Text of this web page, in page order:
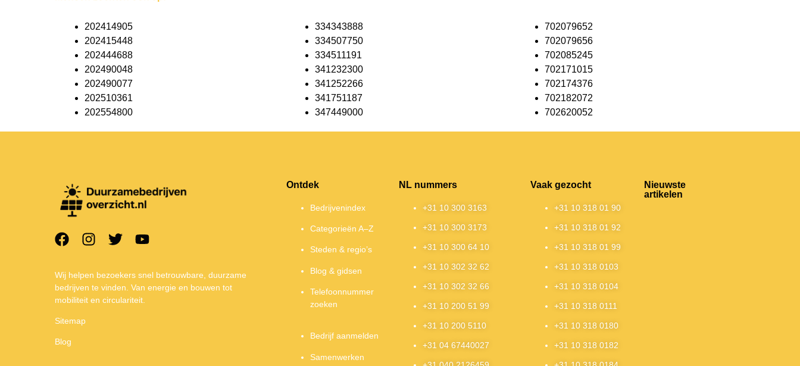
202414905
202415448
202444688
202490048
202490077
202510361
202554800
334343888
334507750
334511191
341232300
341252266
341751187
347449000
702079652
702079656
702085245
702171015
702174376
702182072
702620052
Wij helpen bezoekers snel betrouwbare, duurzame
bedrijven te vinden. Van energie en bouwen tot
mobiliteit en circulariteit.
Sitemap
Blog
Ontdek
Bedrijvenindex
Categorieën A–Z
Steden & regio’s
Blog & gidsen
Telefoonnummer
zoeken
Bedrijf aanmelden
Samenwerken
NL nummers
+31 10 300 3163
+31 10 300 3173
+31 10 300 64 10
+31 10 302 32 62
+31 10 302 32 66
+31 10 200 51 99
+31 10 200 5110
+31 04 67440027
Vaak gezocht
+31 10 318 01 90
+31 10 318 01 92
+31 10 318 01 99
+31 10 318 0103
+31 10 318 0104
+31 10 318 0111
+31 10 318 0180
+31 10 318 0182
Nieuwste
artikelen